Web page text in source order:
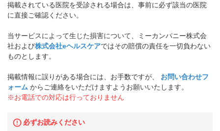
掲載されている医院を受診される場合は、事前に必ず該当の医院
に直接ご確認ください。
当サービスによって生じた損害について、ミーカンパニー株式会
社および株式会社eヘルスケアではその賠償の責任を一切負わない
ものとします。
掲載情報に誤りがある場合には、お手数ですが、
お問い合わせフ
ォーム からご連絡をいただけますようお願いいたします。
※お電話での対応は行っておりません
必ずお読みください